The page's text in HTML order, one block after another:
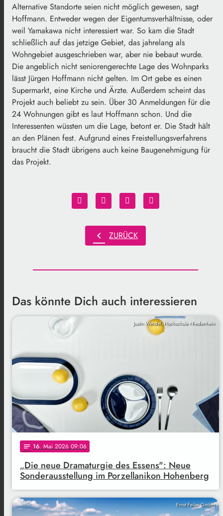
Alternative Standorte seien nicht möglich gewesen, sagt
Hoffmann. Entweder wegen der Eigentumsverhältnisse, oder
weil Yamakawa nicht interessiert war. So kam die Stadt
schließlich auf das jetzige Gebiet, das jahrelang als
Wohngebiet ausgeschrieben war, aber nie bebaut wurde.
Die angeblich nicht seniorengerechte Lage des Wohnparks
lässt Jürgen Hoffmann nicht gelten. Im Ort gebe es einen
Supermarkt, eine Kirche und Ärzte. Außerdem scheint das
Projekt auch beliebt zu sein. Über 30 Anmeldungen für die
24 Wohnungen gibt es laut Hoffmann schon. Und die
Interessenten wüssten um die Lage, betont er. Die Stadt hält
an den Plänen fest. Aufgrund eines Freistellungsverfahrens
braucht die Stadt übrigens auch keine Baugenehmigung für
das Projekt.
chevron_left ZURÜCK
Das könnte Dich auch interessieren
Justin Wendel, Hochschule Niederrhein
notes 16. Mai 2026 09:06
„Die neue Dramaturgie des Essens": Neue
Sonderausstellung im Porzellanikon Hohenberg
Ernst Feiler GmbH